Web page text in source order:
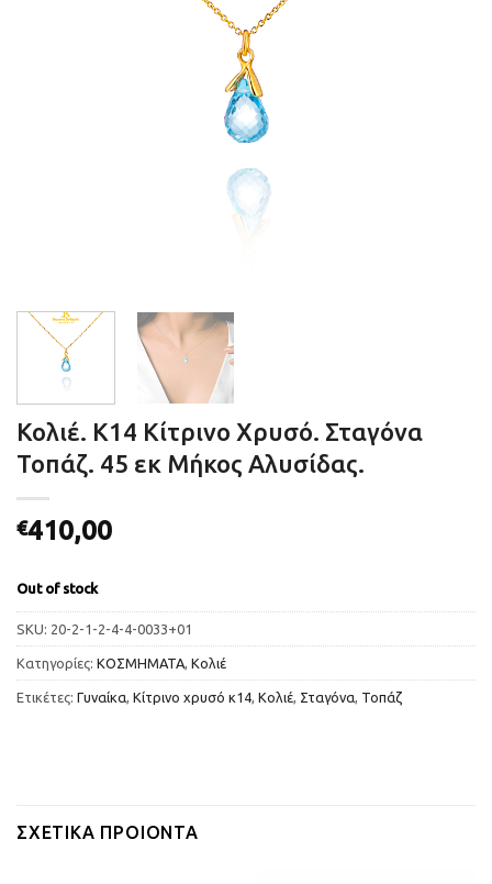
Κολιέ. Κ14 Κίτρινο Χρυσό. Σταγόνα
Τοπάζ. 45 εκ Μήκος Αλυσίδας.
€410,00
Out of stock
SKU: 20-2-1-2-4-4-0033+01
Κατηγορίες: ΚΟΣΜΗΜΑΤΑ Κολιέ
Ετικέτες: Γυναίκα Κίτρινο χρυσό κ14 Κολιέ Σταγόνα Τοπάζ
ΣΧΕΤΙΚΆ ΠΡΟΙΌΝΤΑ